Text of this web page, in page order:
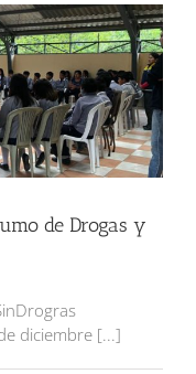
Drogas y Alcohol
de Drogas y
diciembre [...]